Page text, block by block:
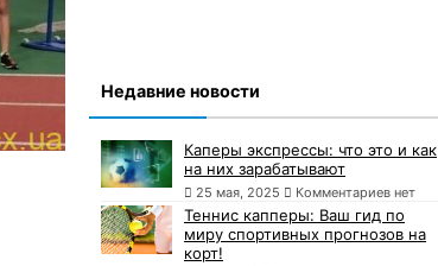
Недавние новости
Каперы экспрессы: что это и как
на них зарабатывают
25 мая, 2025 Комментариев нет
Теннис капперы: Ваш гид по
миру спортивных прогнозов на
корт!